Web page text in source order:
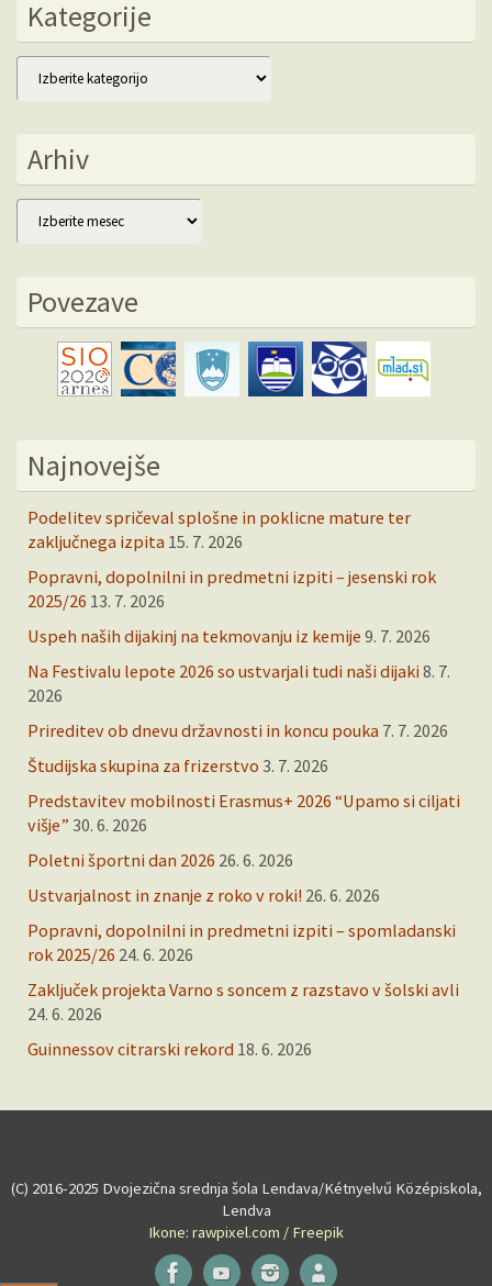
Kategorije
Kategorije
Arhiv
Arhiv
Povezave
Najnovejše
Podelitev spričeval splošne in poklicne mature ter
zaključnega izpita 15. 7. 2026
Popravni, dopolnilni in predmetni izpiti – jesenski rok
2025/26 13. 7. 2026
Uspeh naših dijakinj na tekmovanju iz kemije 9. 7. 2026
Na Festivalu lepote 2026 so ustvarjali tudi naši dijaki 8. 7.
2026
Prireditev ob dnevu državnosti in koncu pouka 7. 7. 2026
Študijska skupina za frizerstvo 3. 7. 2026
Predstavitev mobilnosti Erasmus+ 2026 “Upamo si ciljati
višje” 30. 6. 2026
Poletni športni dan 2026 26. 6. 2026
Ustvarjalnost in znanje z roko v roki! 26. 6. 2026
Popravni, dopolnilni in predmetni izpiti – spomladanski
rok 2025/26 24. 6. 2026
Zaključek projekta Varno s soncem z razstavo v šolski avli
24. 6. 2026
Guinnessov citrarski rekord 18. 6. 2026
(C) 2016-2025 Dvojezična srednja šola Lendava/Kétnyelvű Középiskola,
Lendva
Ikone: rawpixel.com / Freepik